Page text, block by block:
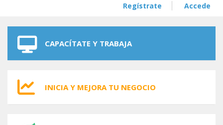
Regístrate Accede
CAPACÍTATE Y TRABAJA
INICIA Y MEJORA TU NEGOCIO